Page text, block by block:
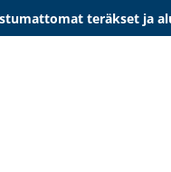
teräkset ja